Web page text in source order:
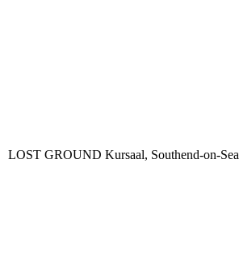
LOST GROUND Kursaal, Southend-on-Sea